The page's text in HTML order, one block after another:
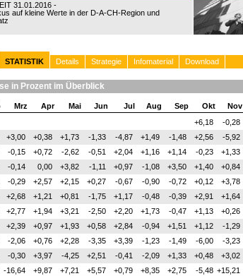
31.01.2016 -
auf kleine Werte in der D-A-CH-Region und
STATISTIK Details Strategie Infomaterial Download
in Prozent im Überblick
Mrz Apr Mai Jun Jul Aug Sep Okt Nov
+6,18 -0,28
+3,00 +0,38 +1,73 -1,33 -4,87 +1,49 -1,48 +2,56 -5,92
-0,15 +0,72 -2,62 -0,51 +2,04 +1,16 +1,14 -0,23 +1,33
-0,14 0,00 +3,82 -1,11 +0,97 -1,08 +3,50 +1,40 +0,84
-0,29 +2,57 +2,15 +0,27 -0,67 -0,90 -0,72 +0,12 +3,78
+2,68 +1,21 +0,81 -1,75 +1,17 -0,48 -0,39 +2,91 +1,64
+2,77 +1,94 +3,21 -2,50 +2,20 +1,73 -0,47 +1,13 +0,26
+2,39 +0,97 +1,93 +0,58 +2,84 -0,94 +1,51 +1,12 -1,29
-2,06 +0,76 +2,28 -3,35 +3,39 -1,23 -1,49 -6,00 -3,23
-0,30 +3,97 -4,25 +2,51 -0,41 -2,09 +1,33 +0,48 +3,02
-16,64 +9,87 +7,21 +5,57 +0,79 +8,35 +2,75 -5,48 +15,21